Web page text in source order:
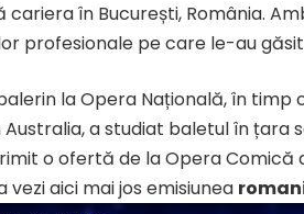
cariera în București, România.
profesionale pe care le-au găsit
la Opera Națională, în timp
a studiat baletul în țara
o ofertă de la Opera Comică
vezi aici mai jos emisiunea